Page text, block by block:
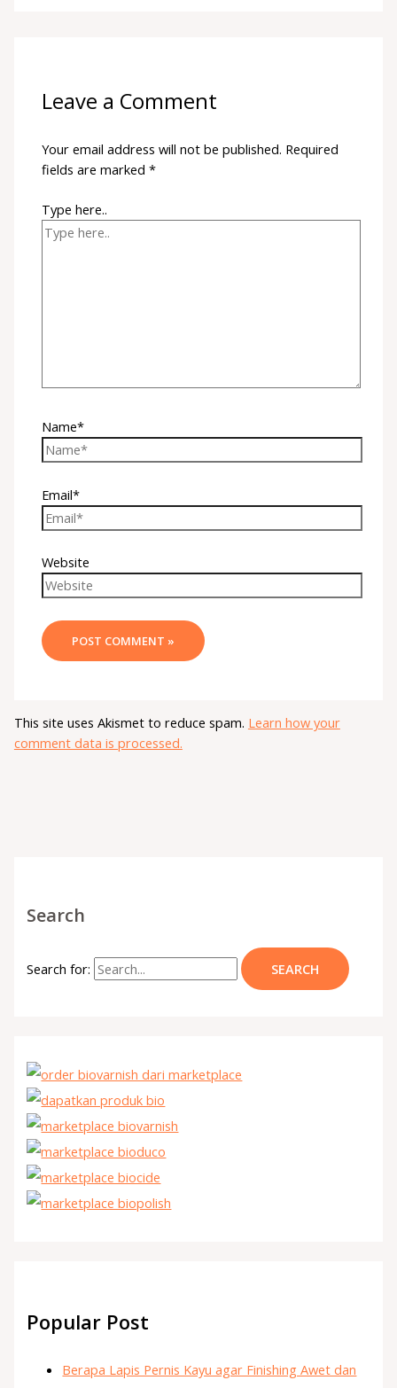
Leave a Comment
Your email address will not be published. Required
fields are marked*
Type here..
Name*
Email*
Website
This site uses Akismet to reduce spam. Learn how your
comment data is processed.
Search
Search for:
Popular Post
Berapa Lapis Pernis Kayu agar Finishing Awet dan